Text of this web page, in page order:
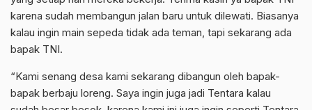
karena sudah membangun jalan baru untuk dilewati. Biasanya
kalau ingin main sepeda tidak ada teman, tapi sekarang ada
bapak TNI.
“Kami senang desa kami sekarang dibangun oleh bapak-
bapak berbaju loreng. Saya ingin juga jadi Tentara kalau